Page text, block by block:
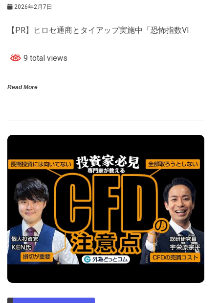
2026年2月7日
【PR】ヒロセ通商とタイアップ実施中「恐怖指数VI
9 total views
Read More